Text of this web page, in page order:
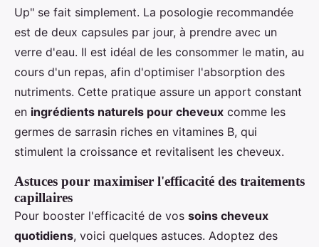
Up" se fait simplement. La posologie recommandée
est de deux capsules par jour, à prendre avec un
verre d'eau. Il est idéal de les consommer le matin, au
cours d'un repas, afin d'optimiser l'absorption des
nutriments. Cette pratique assure un apport constant
en ingrédients naturels pour cheveux comme les
germes de sarrasin riches en vitamines B, qui
stimulent la croissance et revitalisent les cheveux.
Astuces pour maximiser l'efficacité des traitements
capillaires
Pour booster l'efficacité de vos soins cheveux
quotidiens, voici quelques astuces. Adoptez des